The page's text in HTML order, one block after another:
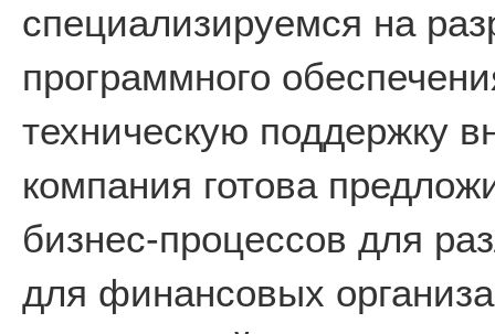
специализируемся на
программного
техническую поддержку
компания готова
бизнес-процессов для
для финансовых